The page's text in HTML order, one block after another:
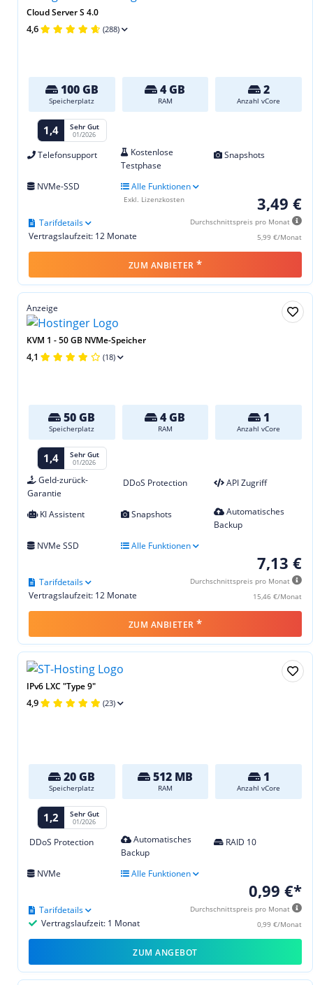
Cloud Server S 4.0
4,6 (288)
100 GB
Speicherplatz
4 GB
RAM
2
Anzahl vCore
1,4 Sehr Gut
01/2026
Telefonsupport
Kostenlose
Testphase
Snapshots
NVMe-SSD Alle Funktionen
3,49 €
Durchschnittspreis pro Monat
5,99 €/Monat
Vertragslaufzeit: 12 Monate
Tarifdetails
Exkl. Lizenzkosten
ZUM ANBIETER *
Anzeige
KVM 1 - 50 GB NVMe-Speicher
4,1 (18)
50 GB
Speicherplatz
4 GB
RAM
1
Anzahl vCore
1,4 Sehr Gut
01/2026
Geld-zurück-
Garantie
DDoS Protection API Zugriff
KI Assistent Snapshots
Automatisches
Backup
NVMe SSD
Alle Funktionen
7,13 €
Durchschnittspreis pro Monat
15,46 €/Monat
Vertragslaufzeit: 12 Monate
Tarifdetails
ZUM ANBIETER *
IPv6 LXC "Type 9"
4,9 (23)
20 GB
Speicherplatz
512 MB
RAM
1
Anzahl vCore
1,2 Sehr Gut
01/2026
DDoS Protection
Automatisches
Backup
RAID 10
NVMe Alle Funktionen
0,99 €*
Durchschnittspreis pro Monat
0,99 €/Monat
Vertragslaufzeit: 1 Monat
Tarifdetails
ZUM ANGEBOT